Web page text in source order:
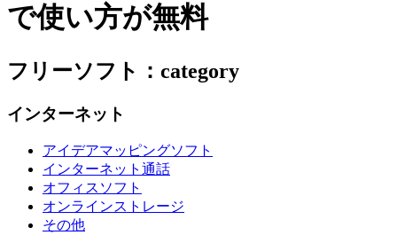
で使い方が無料
フリーソフト：category
インターネット
アイデアマッピングソフト
インターネット通話
オフィスソフト
オンラインストレージ
その他